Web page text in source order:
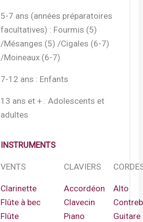
5-7 ans (années préparatoires
facultatives) : Fourmis (5)
/Mésanges (5) /Cigales (6-7)
/Moineaux (6-7)
7-12 ans : Enfants
13 ans et + : Adolescents et
adultes
INSTRUMENTS
VENTS CLAVIERS
Clarinette
Flûte à bec
Flûte
Accordéon
Clavecin
Piano
Alto
Guitare